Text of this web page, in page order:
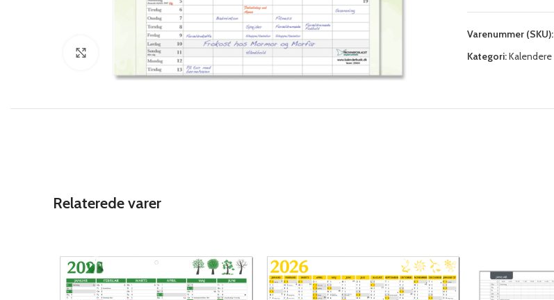
Klik for at forstørre
Varenummer (SKU):
Kategori:Kalendere
Relaterede varer